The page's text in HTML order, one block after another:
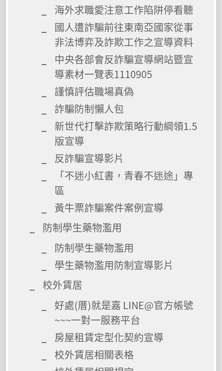
海外求職愛注意工作陷阱停看聽
國人遭詐騙前往東南亞國家從事
非法博弈及詐欺工作之宣導資料
中央各部會反詐騙宣導網站暨宣
導素材一覽表1110905
謹慎評估職場真偽
詐騙防制懶人包
新世代打擊詐欺策略行動綱領1.5
版宣導
反詐騙宣導影片
「不迷小紅書，青春不迷途」專
區
黃牛票詐騙案件案例宣導
防制學生藥物濫用
防制學生藥物濫用
學生藥物濫用防制宣導影片
校外賃居
好處(厝)就是嘉 LINE@官方帳號
~~~一對一服務平台
房屋租賃定型化契約宣導
校外賃居相關表格